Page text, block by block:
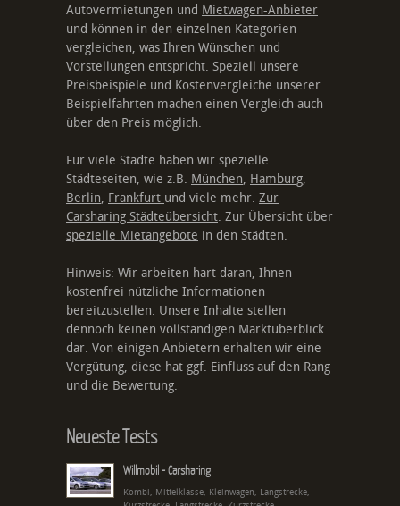
Autovermietungen und Mietwagen-Anbieter
und können in den einzelnen Kategorien
vergleichen, was Ihren Wünschen und
Vorstellungen entspricht. Speziell unsere
Preisbeispiele und Kostenvergleiche unserer
Beispielfahrten machen einen Vergleich auch
über den Preis möglich.
Für viele Städte haben wir spezielle
Städteseiten, wie z.B. München, Hamburg,
Berlin, Frankfurt und viele mehr. Zur
Carsharing Städteübersicht. Zur Übersicht über
spezielle Mietangebote in den Städten.
Hinweis: Wir arbeiten hart daran, Ihnen
kostenfrei nützliche Informationen
bereitzustellen. Unsere Inhalte stellen
dennoch keinen vollständigen Marktüberblick
dar. Von einigen Anbietern erhalten wir eine
Vergütung, diese hat ggf. Einfluss auf den Rang
und die Bewertung.
Neueste Tests
Willmobil - Carsharing
Kombi, Mittelklasse, Kleinwagen, Langstrecke,